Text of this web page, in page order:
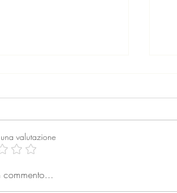
dell’agente
valutazione
commento...